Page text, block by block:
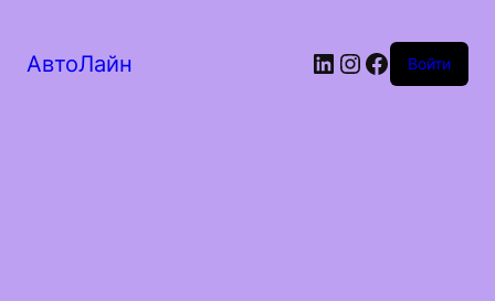
АвтоЛайн LinkedIn
Instagram
Facebook
Войти